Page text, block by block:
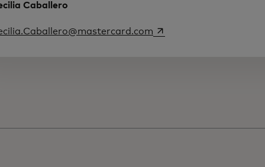
Caballero
se abre en una pestaña